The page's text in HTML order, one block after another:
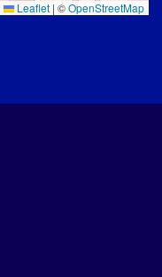
Leaflet | ©OpenStreetMap